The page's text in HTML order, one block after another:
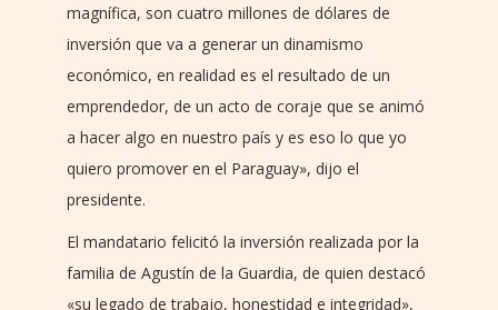
magnífica, son cuatro millones de dólares de
inversión que va a generar un dinamismo
económico, en realidad es el resultado de un
emprendedor, de un acto de coraje que se animó
a hacer algo en nuestro país y es eso lo que yo
quiero promover en el Paraguay», dijo el
presidente.
El mandatario felicitó la inversión realizada por la
familia de Agustín de la Guardia, de quien destacó
«su legado de trabajo, honestidad e integridad»,